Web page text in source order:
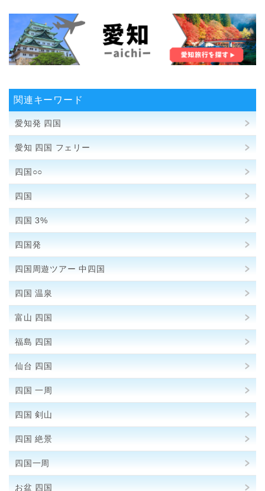
関連キーワード
愛知発 四国
愛知 四国 フェリー
四国○○
四国
四国 3%
四国発
四国周遊ツアー 中四国
四国 温泉
富山 四国
福島 四国
仙台 四国
四国 一周
四国 剣山
四国 絶景
四国一周
お盆 四国